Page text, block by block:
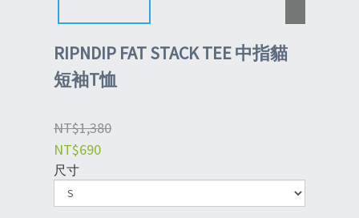
RIPNDIP FAT STACK TEE 中指貓
短袖T恤
NT$1,380
NT$690
尺寸